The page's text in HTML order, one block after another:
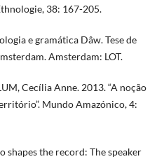
38: 167-205.
e gramática Dâw. Tese de
Amsterdam: LOT.
Cecília Anne. 2013. “A noção
Mundo Amazónico, 4:
shapes the record: The speaker